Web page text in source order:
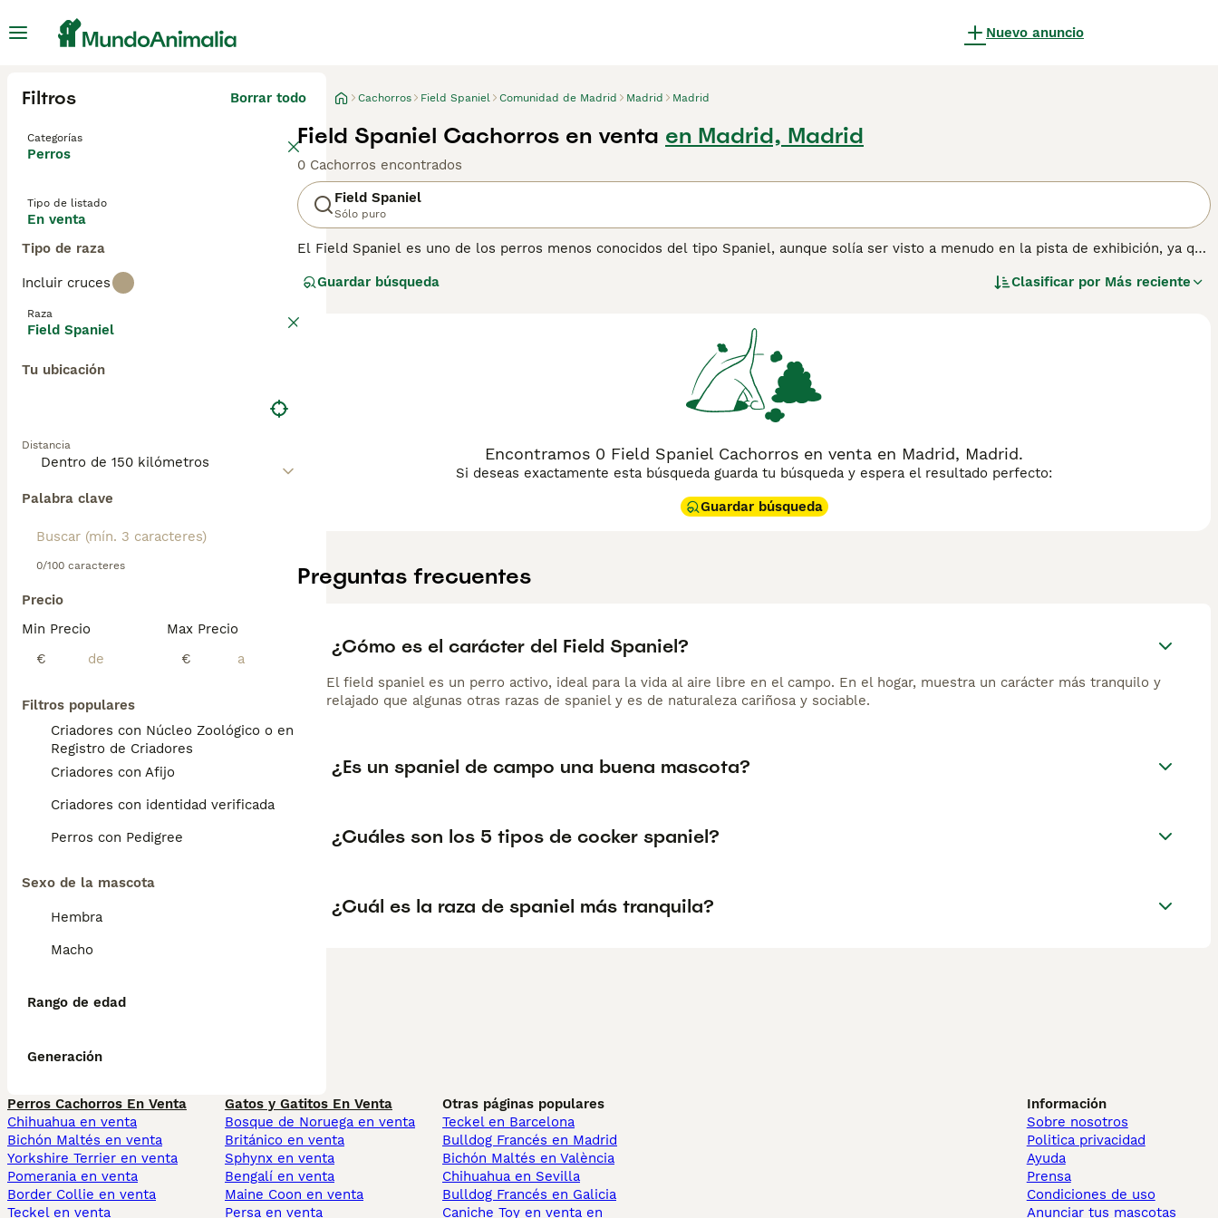
Nuevo anuncio
Filtros Borrar todo
Categorías
Perros
Tipo de listado
En venta
Tipo de raza
Incluir cruces
Raza
Field Spaniel
Tu ubicación
Distancia
Palabra clave
0/100 caracteres
Precio
Min Precio
€
Max Precio
€
Filtros populares
Criadores con Núcleo Zoológico o en el
Registro de Criadores
Criadores con Afijo
Criadores con identidad verificada
Perros con Pedigree
Sexo de la mascota
Hembra
Macho
Rango de edad
Generación
Cachorros Field Spaniel Comunidad de Madrid Madrid Madrid
Field Spaniel Cachorros en venta en Madrid, Madrid
0 Cachorros encontrados
Field Spaniel
Sólo puro
El Field Spaniel es uno de los perros menos conocidos del tipo Spaniel, aunque solía ser visto a menudo en la pista de exhibición, ya que
raza doméstica en peligro de extinción por el Kennel Club, aunque son una buena opción no solo como perros de exposición, sino
sobre esta raza de perro.
Guardar búsqueda Clasificar por Más reciente
Encontramos 0 Field Spaniel Cachorros en venta en Madrid, Madrid.
Si deseas exactamente esta búsqueda guarda tu búsqueda y espera el resultado perfecto:
Guardar búsqueda
Preguntas frecuentes
¿Cómo es el carácter del Field Spaniel?
El field spaniel es un perro activo, ideal para la vida al aire libre en el campo. En el hogar, muestra un carácter más tranquilo y
relajado que algunas otras razas de spaniel y es de naturaleza cariñosa y sociable.
¿Es un spaniel de campo una buena mascota?
¿Cuáles son los 5 tipos de cocker spaniel?
¿Cuál es la raza de spaniel más tranquila?
Perros Cachorros En Venta
Chihuahua en venta
Bichón Maltés en venta
Yorkshire Terrier en venta
Pomerania en venta
Border Collie en venta
Teckel en venta
Gatos y Gatitos En Venta
Bosque de Noruega en venta
Británico en venta
Sphynx en venta
Bengalí en venta
Maine Coon en venta
Persa en venta
Otras páginas populares
Teckel en Barcelona
Bulldog Francés en Madrid
Bichón Maltés en València
Chihuahua en Sevilla
Bulldog Francés en Galicia
Caniche Toy en venta en
Información
Sobre nosotros
Politica privacidad
Ayuda
Prensa
Condiciones de uso
Anunciar tus mascotas